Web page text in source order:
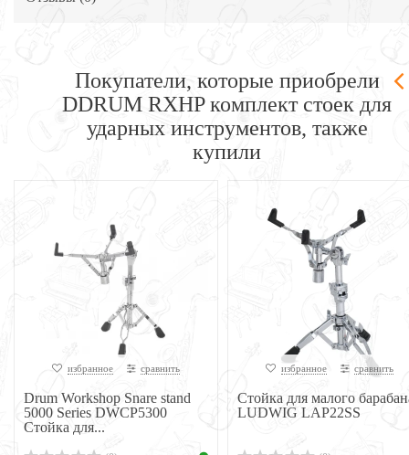
Покупатели, которые приобрели
DDRUM RXHP комплект стоек для
ударных инструментов, также
купили
избранное сравнить
Drum Workshop Snare stand
5000 Series DWCP5300
Стойка для...
избранное сравнить
Стойка для малого
LUDWIG LAP22SS